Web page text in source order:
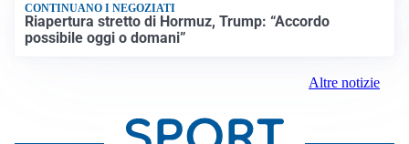
CONTINUANO I NEGOZIATI
Riapertura stretto di Hormuz, Trump: “Accordo
possibile oggi o domani”
Altre notizie